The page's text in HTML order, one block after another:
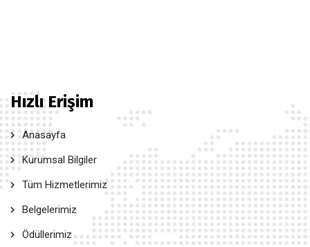
Hızlı Erişim
Anasayfa
Kurumsal Bilgiler
Tüm Hizmetlerimiz
Belgelerimiz
Ödüllerimiz